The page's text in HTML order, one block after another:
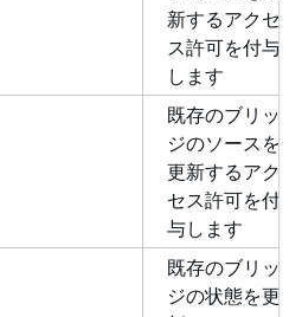
新するアクセ
ス許可を付与
します
既存のブリッ
ジのソースを
更新するアク
セス許可を付
与します
既存のブリッ
ジの状態を更